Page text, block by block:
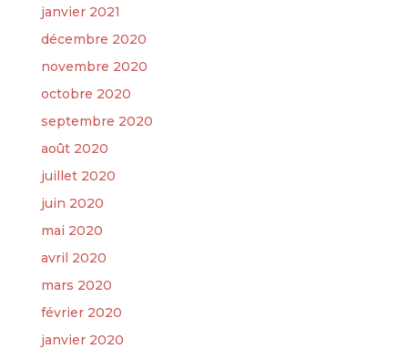
janvier 2021
décembre 2020
novembre 2020
octobre 2020
septembre 2020
août 2020
juillet 2020
juin 2020
mai 2020
avril 2020
mars 2020
février 2020
janvier 2020